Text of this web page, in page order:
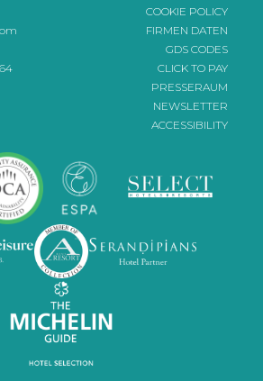
COOKIE POLICY
FIRMEN DATEN
GDS CODES
CLICK TO PAY
PRESSERAUM
NEWSLETTER
ACCESSIBILITY